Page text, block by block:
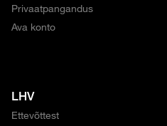
Privaatpangandus
Ava konto
LHV
Ettevõttest